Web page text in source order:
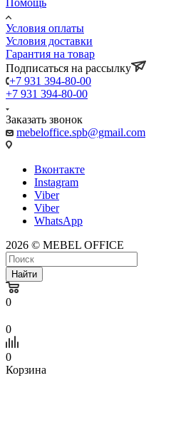
Условия оплаты
Условия доставки
Гарантия на товар
Подписаться на рассылку
+7 931 394-80-00
+7 931 394-80-00
Заказать звонок
mebeloffice.spb@gmail.com
Вконтакте
Instagram
Viber
Viber
WhatsApp
2026 © MEBEL OFFICE
Найти
0
0
0
Корзина